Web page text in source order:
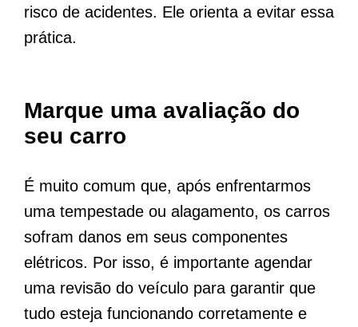
risco de acidentes. Ele orienta a evitar essa
prática.
Marque uma avaliação do
seu carro
É muito comum que, após enfrentarmos
uma tempestade ou alagamento, os carros
sofram danos em seus componentes
elétricos. Por isso, é importante agendar
uma revisão do veículo para garantir que
tudo esteja funcionando corretamente e